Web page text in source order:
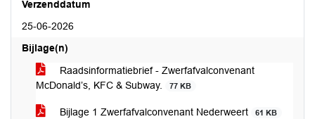
Verzenddatum
25-06-2026
Bijlage(n)
Raadsinformatiebrief - Zwerfafvalconvenant
McDonald’s, KFC & Subway.
77 KB
Bijlage 1 Zwerfafvalconvenant Nederweert 61 KB